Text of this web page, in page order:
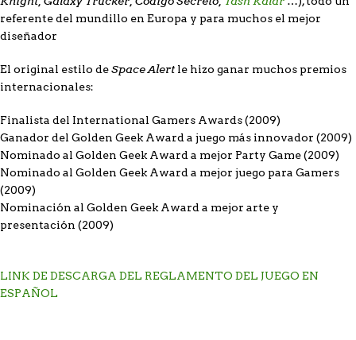
referente del mundillo en Europa y para muchos el mejor
diseñador
El original estilo deSpace Alertle hizo ganar muchos premios
internacionales:
Finalista del International Gamers Awards (2009)
Ganador del Golden Geek Award a juego más innovador (2009)
Nominado al Golden Geek Award a mejor Party Game (2009)
Nominado al Golden Geek Award a mejor juego para Gamers
(2009)
Nominación al Golden Geek Award a mejor arte y
presentación (2009)
LINK DE DESCARGA DEL REGLAMENTO DEL JUEGO EN
ESPAÑOL